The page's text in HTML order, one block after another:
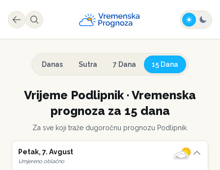
Danas Sutra 7 Dana 15 Dana
Vrijeme Podlipnik· Vremenska
prognoza za 15 dana
Za sve koji traže dugoročnu prognozu Podlipnik.
Petak, 7. Avgust
Umjereno oblačno